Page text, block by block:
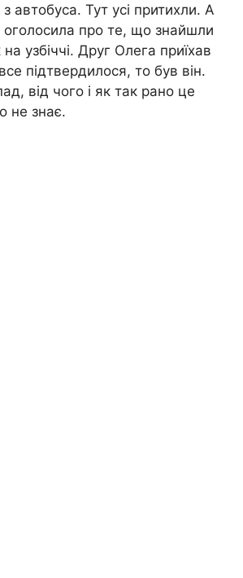
автобуса. Тут усі притихли. А
оголосила про те, що знайшли
узбіччі. Друг Олега приїхав
підтвердилося, то був він.
від чого і як так рано це
не знає.